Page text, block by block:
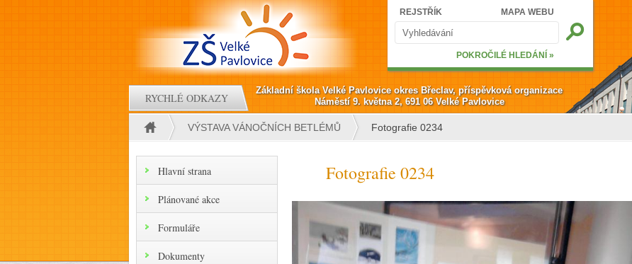
Vyhledávání
Hledat
REJSTŘÍK MAPA WEBU
POKROČILÉ HLEDÁNÍ »
RYCHLÉ ODKAZY
Základní škola Velké Pavlovice okres Břeclav, příspěvková organizace
Náměstí 9. května 2, 691 06 Velké Pavlovice
Jste zde VÝSTAVA VÁNOČNÍCH BETLÉMŮ Fotografie 0234
Fotografie 0234
Hlavní strana
Plánované akce
Formuláře
Dokumenty